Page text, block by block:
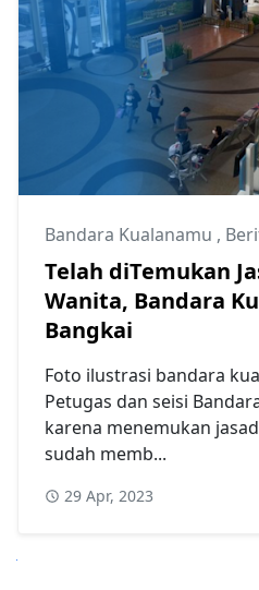
Bandara Kualanamu ,
Telah diTemukan
Wanita, Bandara
Bangkai
Foto ilustrasi bandara
Petugas dan seisi
karena menemukan
sudah memb...
29 Apr, 2023